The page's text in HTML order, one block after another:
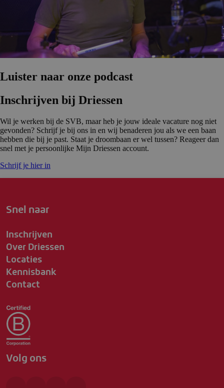
Luister naar onze podcast
Inschrijven bij Driessen
Wil je werken bij de SVB, maar heb je jouw ideale vacature nog niet
gevonden? Schrijf je bij ons in en wij benaderen jou als we een baan
hebben die bij je past. Staat je droombaan er wel tussen? Reageer dan
snel met je persoonlijke Mijn Driessen account.
Schrijf je hier in
Snel naar
Inschrijven
Over Driessen
Locaties
Kennisbank
Contact
Volg ons